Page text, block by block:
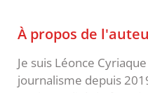
À propos de
Je suis Léonce
journalisme depuis